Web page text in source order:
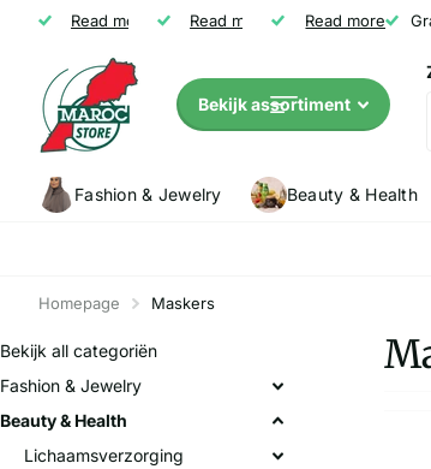
Gratis verzending vanaf € 35
Read more Niet tevreden? Geld terug
Read more Klanten (5147) geven Marocstore een
Read more
Bekijk assortiment
Fashion & Jewelry Beauty & Health
Homepage Maskers
Bekijk all categoriën
Fashion & Jewelry
Beauty & Health
Lichaamsverzorging